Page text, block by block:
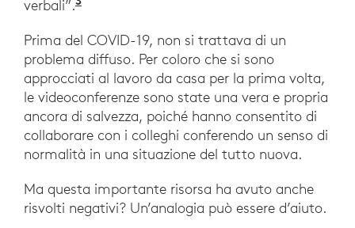
verbali”.
Prima del COVID-19, non si trattava di un
problema diffuso. Per coloro che si sono
approcciati al lavoro da casa per la prima volta,
le videoconferenze sono state una vera e propria
ancora di salvezza, poiché hanno consentito di
collaborare con i colleghi conferendo un senso di
normalità in una situazione del tutto nuova.
Ma questa importante risorsa ha avuto anche
risvolti negativi? Un’analogia può essere d’aiuto.